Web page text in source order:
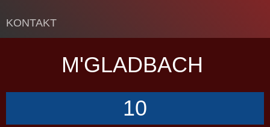
KONTAKT
M'GLADBACH
10